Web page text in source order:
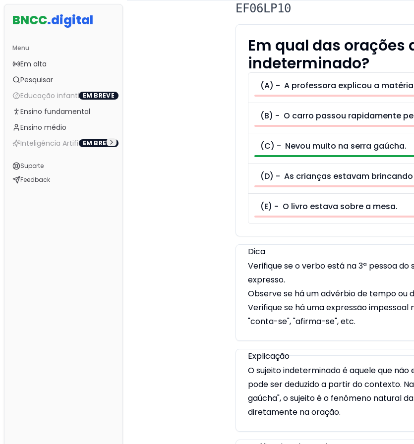
BNCC.digital
Menu
Em alta
Pesquisar
Educação infantil EM BREVE
Ensino fundamental
Ensino médio
Inteligência ArtificialEM BREVEAlternar tema
Suporte
Feedback
EF06LP10
Em qual das orações
indeterminado?
(A) - A professora explicou a
(B) - O carro passou rapidamente
(C) - Nevou muito na serra gaúcha.
(D) - As crianças estavam
(E) - O livro estava sobre a mesa.
Dica
Verifique se o verbo está na 3ª pessoa do
expresso.
Observe se há um advérbio de tempo ou
Verifique se há uma expressão impessoal
"conta-se", "afirma-se", etc.
Explicação
O sujeito indeterminado é aquele que não
pode ser deduzido a partir do contexto.
gaúcha", o sujeito é o fenômeno natural
diretamente na oração.